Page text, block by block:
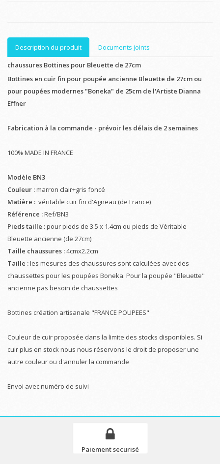
Description du produit
Documents joints
chaussures Bottines pour Bleuette de 27cm
Bottines en cuir fin pour poupée ancienne Bleuette de 27cm ou
pour poupées modernes "Boneka" de 25cm de l'Artiste Dianna
Effner
Fabrication à la commande - prévoir les délais de 2 semaines
100% MADE IN FRANCE
Modèle BN3
Couleur :marron clair+gris foncé
Matière : véritable cuir fin d'Agneau (de France)
Référence :Ref/BN3
Pieds taille :pour pieds de 3.5 x 1.4cm ou pieds de Véritable
Bleuette ancienne (de 27cm)
Taille chaussures :4cmx2.2cm
Taille :les mesures des chaussures sont calculées avec des
chaussettes pour les poupées Boneka. Pour la poupée "Bleuette"
ancienne pas besoin de chaussettes
Bottines création artisanale "FRANCE POUPEES"
Couleur de cuir proposée dans la limite des stocks disponibles. Si
cuir plus en stock nous nous réservons le droit de proposer une
autre couleur ou d'annuler la commande
Envoi avec numéro de suivi
Paiement securisé